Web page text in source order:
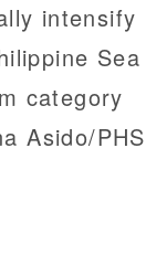
intensify
Sea
category
Asido/PHS